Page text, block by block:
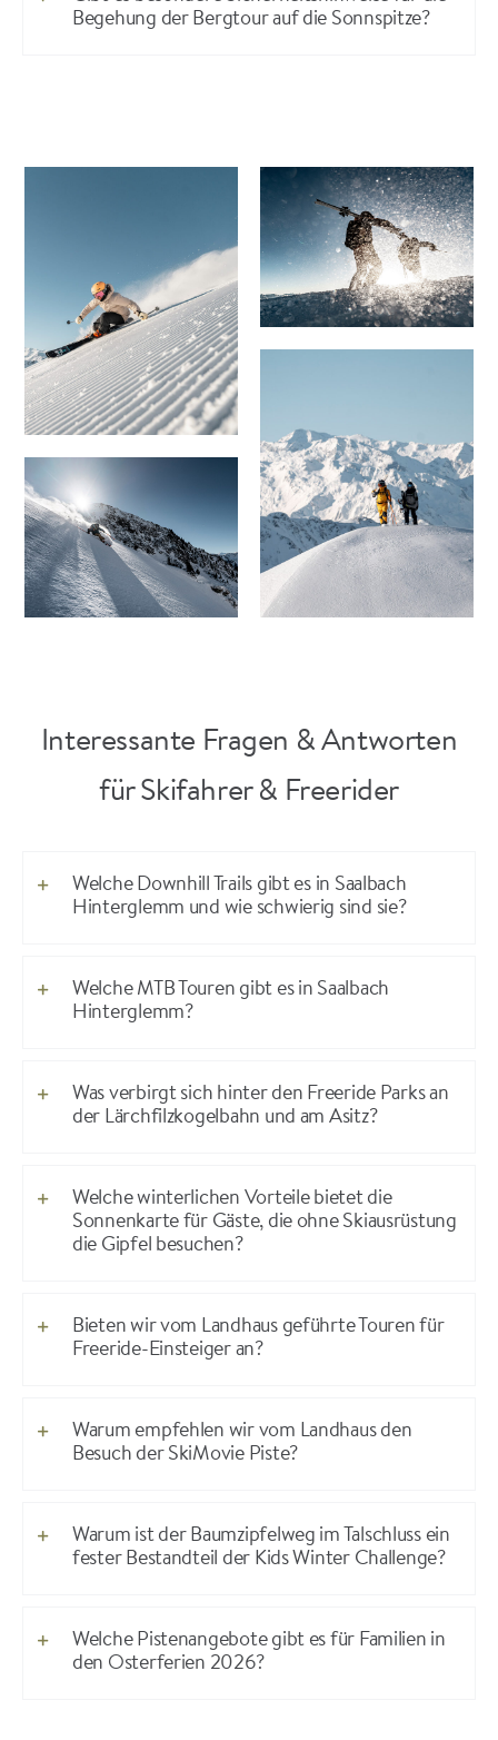
Begehung der Bergtour auf die Sonnspitze?
Interessante Fragen & Antworten
für Skifahrer & Freerider
Welche Downhill Trails gibt es in Saalbach
Hinterglemm und wie schwierig sind sie?
Welche MTB Touren gibt es in Saalbach
Hinterglemm?
Was verbirgt sich hinter den Freeride Parks an
der Lärchfilzkogelbahn und am Asitz?
Welche winterlichen Vorteile bietet die
Sonnenkarte für Gäste, die ohne Skiausrüstung
die Gipfel besuchen?
Bieten wir vom Landhaus geführte Touren für
Freeride-Einsteiger an?
Warum empfehlen wir vom Landhaus den
Besuch der SkiMovie Piste?
Warum ist der Baumzipfelweg im Talschluss ein
fester Bestandteil der Kids Winter Challenge?
Welche Pistenangebote gibt es für Familien in
den Osterferien 2026?